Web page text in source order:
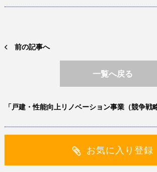
前の記事へ
一覧へ戻る
「戸建・性能向上リノベーション事業（競争戦
お気に入り登録